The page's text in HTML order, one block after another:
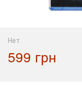
Нет
599 грн